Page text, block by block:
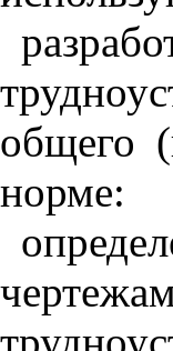
общего
норме: